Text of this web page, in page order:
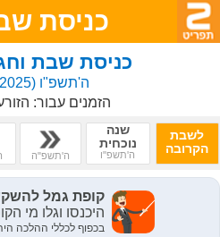
כניסת
כניסת שבת
ה'תשפ"ו(2025 - 2026)
הזמנים עבור:
לשבת
הקרובה
שנה
נוכחית
ה'תשפ"ו ה'תשפ"ה